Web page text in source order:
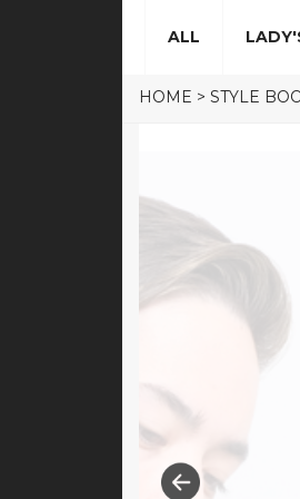
ALL
HOME >STYLE